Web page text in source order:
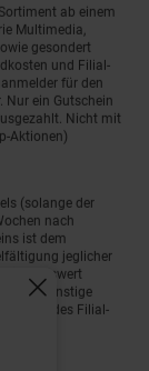
Fenster
ab einem
Multimedia,
gesondert
und Filial-
für den
Nur ein Gutschein
Nicht mit
Aktionen)
(solange der
nach
ist dem
jeglicher
oder sonstige
des Filial-